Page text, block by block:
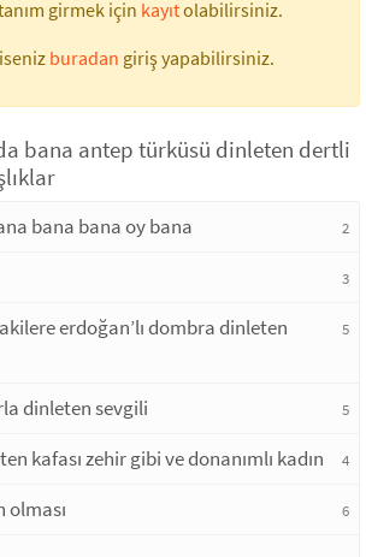
girmek için kayıtolabilirsiniz.
buradan giriş yapabilirsiniz.
bana antep türküsü dinleten dertli
bana bana oy bana 2
3
erdoğan’lı dombra dinleten
5
dinleten sevgili 5
kafası zehir gibi ve donanımlı kadın 4
olması 6